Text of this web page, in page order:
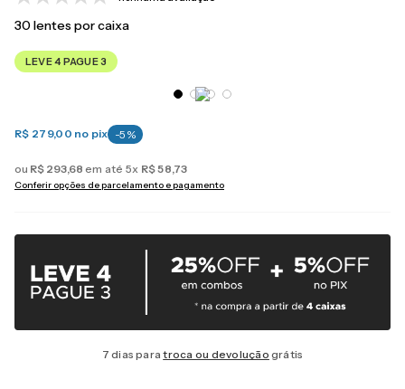
30lentes por caixa
LEVE 4 PAGUE 3
R$ 279,00 no pix -5 %
ou R$ 293,68 em até 5x R$58,73
Conferir opções de parcelamento e pagamento
7 dias paratroca ou devolução grátis